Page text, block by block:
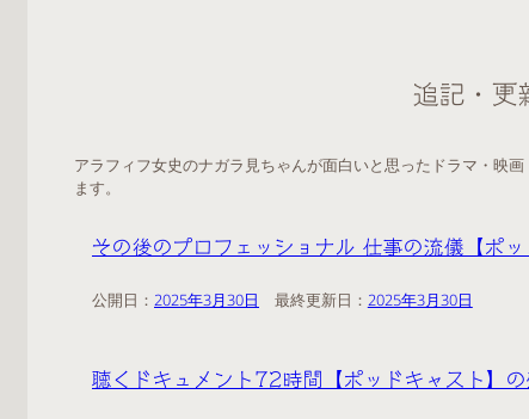
追記・更
アラフィフ女史のナガラ見ちゃんが面白いと思ったドラマ・映
ます。
その後のプロフェッショナル 仕事の流儀【ポ
公開日： 2025年3月30日 2025年3月30日
聴くドキュメント72時間【ポッドキャスト】の